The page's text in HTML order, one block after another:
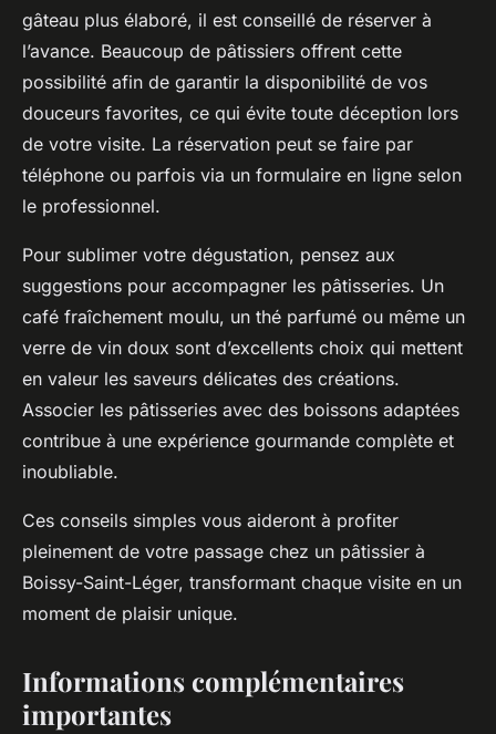
gâteau plus élaboré, il est conseillé de réserver à
l’avance. Beaucoup de pâtissiers offrent cette
possibilité afin de garantir la disponibilité de vos
douceurs favorites, ce qui évite toute déception lors
de votre visite. La réservation peut se faire par
téléphone ou parfois via un formulaire en ligne selon
le professionnel.
Pour sublimer votre dégustation, pensez aux
suggestions pour accompagner les pâtisseries. Un
café fraîchement moulu, un thé parfumé ou même un
verre de vin doux sont d’excellents choix qui mettent
en valeur les saveurs délicates des créations.
Associer les pâtisseries avec des boissons adaptées
contribue à une expérience gourmande complète et
inoubliable.
Ces conseils simples vous aideront à profiter
pleinement de votre passage chez un pâtissier à
Boissy-Saint-Léger, transformant chaque visite en un
moment de plaisir unique.
Informations complémentaires
importantes